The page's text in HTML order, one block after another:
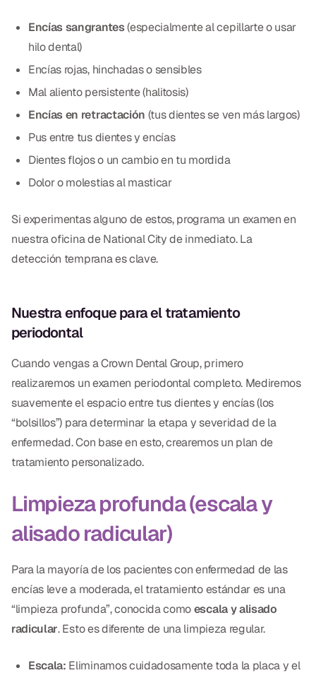
Encías sangrantes(especialmente al cepillarte o usar
hilo dental)
Encías rojas, hinchadas o sensibles
Mal aliento persistente (halitosis)
Encías en retractación (tus dientes se ven más largos)
Pus entre tus dientes y encías
Dientes flojos o un cambio en tu mordida
Dolor o molestias al masticar
Si experimentas alguno de estos, programa un examen en
nuestra oficina de National City de inmediato. La
detección temprana es clave.
Nuestra enfoque para el tratamiento
periodontal
Cuando vengas a Crown Dental Group, primero
realizaremos un examen periodontal completo. Mediremos
suavemente el espacio entre tus dientes y encías (los
“bolsillos”) para determinar la etapa y severidad de la
enfermedad. Con base en esto, crearemos un plan de
tratamiento personalizado.
Limpieza profunda (escala y
alisado radicular)
Para la mayoría de los pacientes con enfermedad de las
encías leve a moderada, el tratamiento estándar es una
“limpieza profunda”, conocida comoescala y alisado
radicular. Esto es diferente de una limpieza regular.
Escala: Eliminamos cuidadosamente toda la placa y el